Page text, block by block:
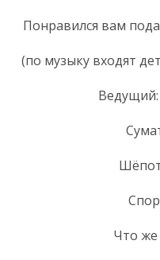
Понравился вам
(по музыку входят
Ведущий:
Что же